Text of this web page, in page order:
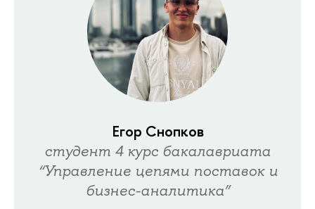
Егор Снопков
студент 4 курс бакалавриата
“Управление цепями поставок и
бизнес-аналитика”